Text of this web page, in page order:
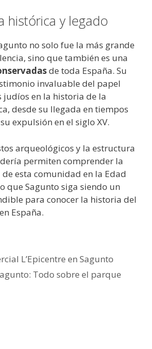
histórica y legado
no solo fue la más grande
sino que también es una
de toda España. Su
invaluable del papel
en la historia de la
desde su llegada en tiempos
expulsión en el siglo XV.
arqueológicos y la estructura
permiten comprender la
de esta comunidad en la Edad
que Sagunto siga siendo un
para conocer la historia del
España.
L’Epicentre en Sagunto
Todo sobre el parque